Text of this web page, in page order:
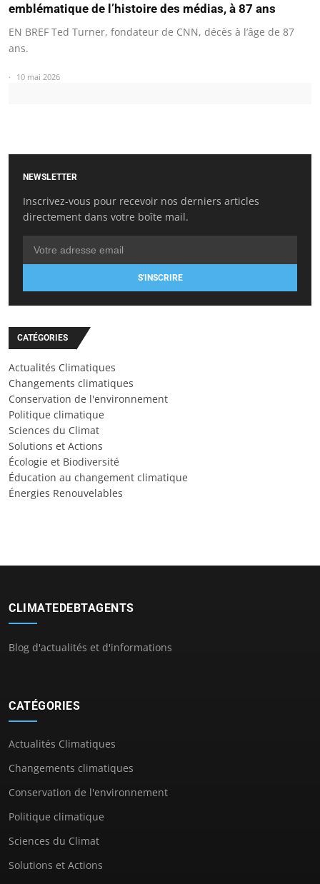
emblématique de l’histoire des médias, à 87 ans
EN BREF Ted Turner, fondateur de CNN, décès à l’âge de 87
ans.
10 mai 2026
NEWSLETTER
Inscrivez-vous pour recevoir nos derniers articles
directement dans votre boîte mail.
S'INSCRIRE
CATÉGORIES
Actualités Climatiques
Changements climatiques
Conservation de l'environnement
Politique climatique
Sciences du Climat
Solutions et Actions
Écologie et Biodiversité
Éducation au changement climatique
Énergies Renouvelables
CLIMATEDEBTAGENTS
Blog d'actualités et d'informations
CATÉGORIES
Actualités Climatiques
Changements climatiques
Conservation de l'environnement
Politique climatique
Sciences du Climat
Solutions et Actions